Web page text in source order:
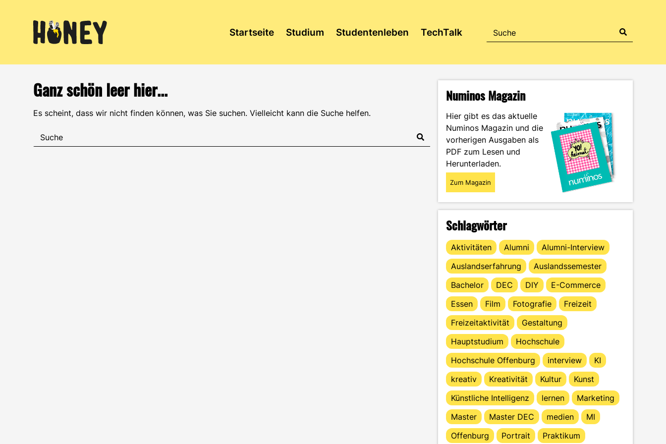
Startseite Studium Studentenleben TechTalk
Ganz schön leer hier...
Es scheint, dass wir nicht finden können, was Sie suchen. Vielleicht kann die Suche helfen.
Numinos Magazin
Hier gibt es das aktuelle
Numinos Magazin und die
vorherigen Ausgaben als
PDF zum Lesen und
Herunterladen.
Zum Magazin
Schlagwörter
Aktivitäten Alumni
Alumni-Interview
Auslandserfahrung
Auslandssemester
Bachelor
DEC DIY
E-Commerce
Essen
Film Fotografie
Freizeit
Freizeitaktivität
Gestaltung
Hauptstudium
Hochschule
Hochschule Offenburg
interview
KI
kreativ
Kreativität Kultur
Kunst
Künstliche Intelligenz
lernen
Marketing
Master
Master DEC medien
MI
Offenburg
Portrait
Praktikum